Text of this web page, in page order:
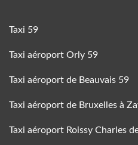
Taxi 59
Taxi aéroport Orly 59
Taxi aéroport de Beauvais 59
Taxi aéroport de Bruxelles à
Taxi aéroport Roissy Charles